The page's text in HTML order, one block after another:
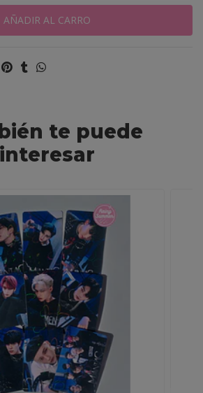
te puede
interesar